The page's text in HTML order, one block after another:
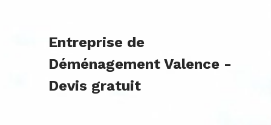
Entreprise de
Déménagement Valence -
Devis gratuit